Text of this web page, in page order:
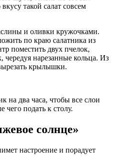
такой салат совсем
и оливки кружочками.
по краю салатника из
поместить двух пчелок,
чередуя нарезанные кольца. Из
крылышки.
на два часа, чтобы все слои
чего подать к столу.
солнце»
настроение и порадует